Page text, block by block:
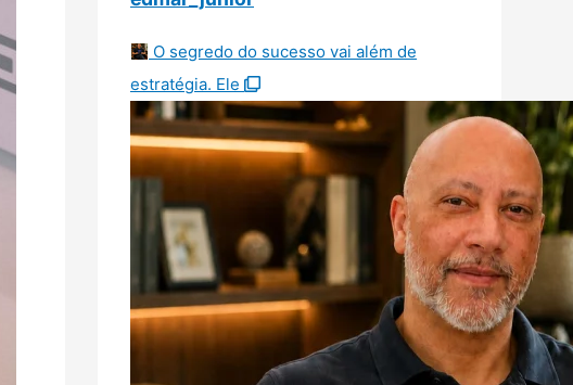
O segredo do sucesso vai além de
estratégia. Ele